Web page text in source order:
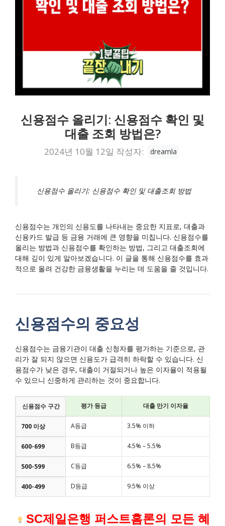
신용점수 올리기: 신용점수 확인 및
대출 조회 방법은?
2024년 10월 12일 작성자: dreamla
신용점수 올리기: 신용점수 확인 및 대출조회 방법
신용점수는 개인의 신용도를 나타내는 중요한 지표로, 대출과
신용카드 발급 등 금융 거래에 큰 영향을 미칩니다. 신용점수를
올리는 방법과 신용점수를 확인하는 방법, 그리고 대출조회에
대해 깊이 있게 알아보겠습니다. 이 글을 통해 신용점수를 효과
적으로 올려 건강한 금융생활을 누리는 데 도움을 줄 것입니다.
신용점수의 중요성
신용점수는 금융기관이 대출 신청자를 평가하는 기준으로, 관
리가 잘 되지 않으면 신용도가 급격히 하락할 수 있습니다. 신
용점수가 낮은 경우, 대출이 거절되거나 높은 이자율이 적용될
수 있으니 신중하게 관리하는 것이 중요합니다.
신용점수 구간 평가 등급 대출 만기 이자율
700 이상 A등급 3.5% 이하
600-699 B등급 4.5% – 5.5%
500-599 C등급 6.5% – 8.5%
400-499 D등급 9.5% 이상
SC제일은행 퍼스트홈론의 모든 혜